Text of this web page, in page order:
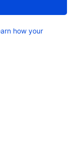
how your